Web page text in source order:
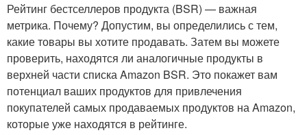
Рейтинг бестселлеров продукта (BSR) — важная
метрика. Почему? Допустим, вы определились с тем,
какие товары вы хотите продавать. Затем вы можете
проверить, находятся ли аналогичные продукты в
верхней части списка Amazon BSR. Это покажет вам
потенциал ваших продуктов для привлечения
покупателей самых продаваемых продуктов на Amazon,
которые уже находятся в рейтинге.